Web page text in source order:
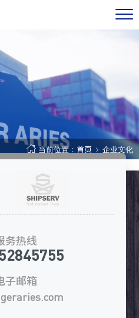
当前位置： 首页 企业文化
务热线
子邮箱